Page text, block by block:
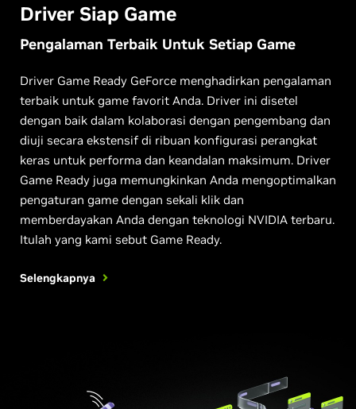
Driver Siap Game
Pengalaman Terbaik Untuk Setiap Game
Driver Game Ready GeForce menghadirkan pengalaman
terbaik untuk game favorit Anda. Driver ini disetel
dengan baik dalam kolaborasi dengan pengembang dan
diuji secara ekstensif di ribuan konfigurasi perangkat
keras untuk performa dan keandalan maksimum. Driver
Game Ready juga memungkinkan Anda mengoptimalkan
pengaturan game dengan sekali klik dan
memberdayakan Anda dengan teknologi NVIDIA terbaru.
Itulah yang kami sebut Game Ready.
Selengkapnya